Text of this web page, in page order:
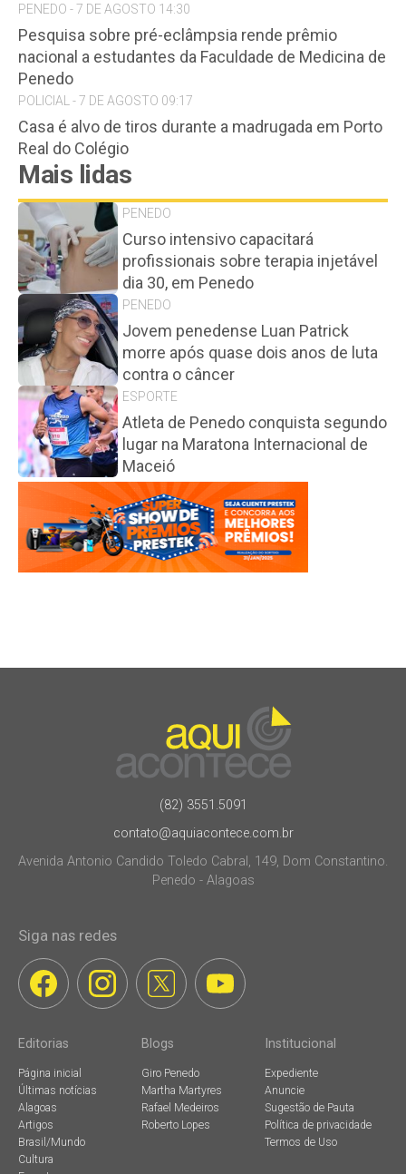
PENEDO - 7 DE AGOSTO 14:30
Pesquisa sobre pré-eclâmpsia rende prêmio
nacional a estudantes da Faculdade de Medicina de
Penedo
POLICIAL - 7 DE AGOSTO 09:17
Casa é alvo de tiros durante a madrugada em Porto
Real do Colégio
Mais lidas
PENEDO
Curso intensivo capacitará
profissionais sobre terapia injetável
dia 30, em Penedo
PENEDO
Jovem penedense Luan Patrick
morre após quase dois anos de luta
contra o câncer
ESPORTE
Atleta de Penedo conquista segundo
lugar na Maratona Internacional de
Maceió
(82) 3551.5091
contato@aquiacontece.com.br
Avenida Antonio Candido Toledo Cabral, 149, Dom Constantino.
Penedo - Alagoas
Siga nas redes
Editorias
Página inicial
Últimas notícias
Alagoas
Artigos
Brasil/Mundo
Cultura
Blogs
Giro Penedo
Martha Martyres
Rafael Medeiros
Roberto Lopes
Institucional
Expediente
Anuncie
Sugestão de Pauta
Política de privacidade
Termos de Uso